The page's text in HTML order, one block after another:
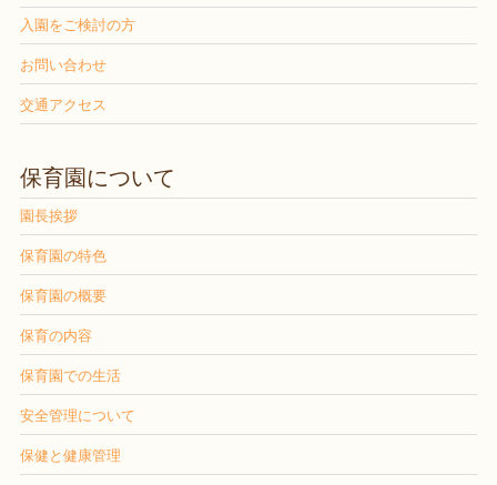
入園をご検討の方
お問い合わせ
交通アクセス
保育園について
園長挨拶
保育園の特色
保育園の概要
保育の内容
保育園での生活
安全管理について
保健と健康管理